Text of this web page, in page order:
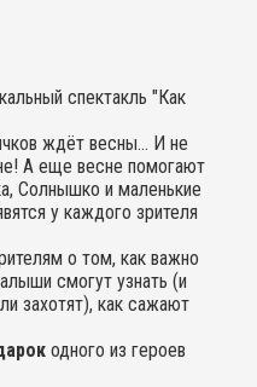
спектакль "Как
ждёт весны… И не
А еще весне помогают
Солнышко и маленькие
у каждого зрителя
о том, как важно
смогут узнать (и
захотят), как сажают
одного из героев